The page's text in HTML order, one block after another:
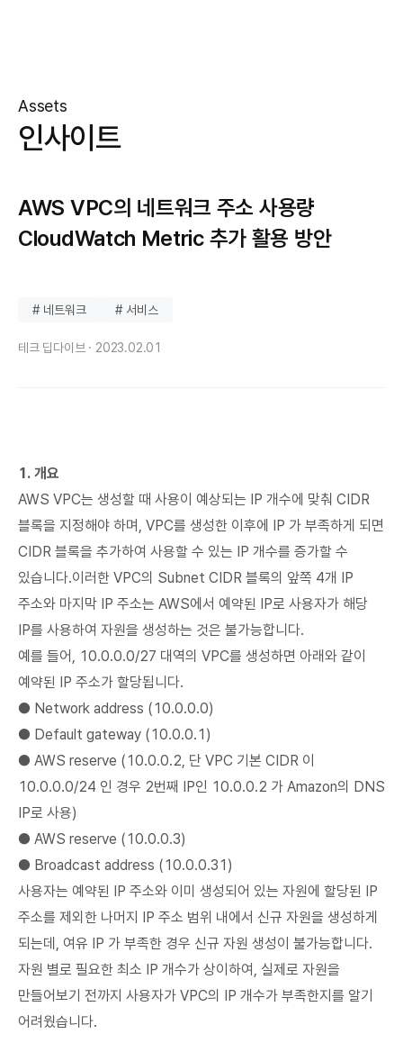
Assets
인사이트
AWS VPC의 네트워크 주소 사용량
CloudWatch Metric 추가 활용 방안
# 네트워크 # 서비스
테크 딥다이브 · 2023.02.01
1. 개요
AWS VPC는 생성할 때 사용이 예상되는 IP 개수에 맞춰 CIDR
블록을 지정해야 하며, VPC를 생성한 이후에 IP 가 부족하게 되면
CIDR 블록을 추가하여 사용할 수 있는 IP 개수를 증가할 수
있습니다.이러한 VPC의 Subnet CIDR 블록의 앞쪽 4개 IP
주소와 마지막 IP 주소는 AWS에서 예약된 IP로 사용자가 해당
IP를 사용하여 자원을 생성하는 것은 불가능합니다.
예를 들어, 10.0.0.0/27 대역의 VPC를 생성하면 아래와 같이
예약된 IP 주소가 할당됩니다.
● Network address (10.0.0.0)
● Default gateway (10.0.0.1)
● AWS reserve (10.0.0.2, 단 VPC 기본 CIDR 이
10.0.0.0/24 인 경우 2번째 IP인 10.0.0.2 가 Amazon의 DNS
IP로 사용)
● AWS reserve (10.0.0.3)
● Broadcast address (10.0.0.31)
사용자는 예약된 IP 주소와 이미 생성되어 있는 자원에 할당된 IP
주소를 제외한 나머지 IP 주소 범위 내에서 신규 자원을 생성하게
되는데, 여유 IP 가 부족한 경우 신규 자원 생성이 불가능합니다.
자원 별로 필요한 최소 IP 개수가 상이하여, 실제로 자원을
만들어보기 전까지 사용자가 VPC의 IP 개수가 부족한지를 알기
어려웠습니다.